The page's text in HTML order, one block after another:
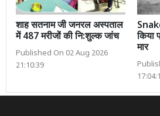
शाह सतनाम जी जनरल अस्पताल
में 487 मरीजों की नि:शुल्क जांच
Published On 02 Aug 2026
21:10:39
किया
मार